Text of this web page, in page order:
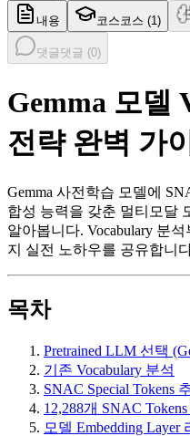
내용 코스 코스 (1 )
댓글댓글 (0)
Gemma 모델
전략 완벽 가
Gemma 사전학습 모델에
합성 능력을 갖춘 멀티모달
알아봅니다. Vocabulary 분
지 실전 노하우를 공유합니
목차
Pretrained LLM 선택
기존 Vocabulary 분석
SNAC Special Tokens
12,288개 SNAC
모델 Embedding Layer